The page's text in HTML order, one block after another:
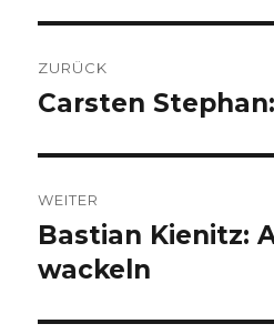
ZURÜCK
Vorheriger
Carsten
WEITER
Nächster
Beitrag:
Bastian Kienitz:
wackeln